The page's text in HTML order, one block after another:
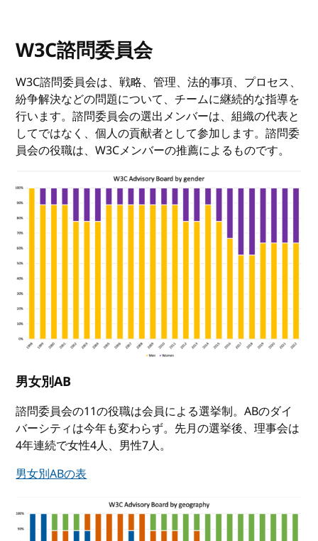
W3C諮問委員会
W3C諮問委員会は、戦略、管理、法的事項、プロセス、
紛争解決などの問題について、チームに継続的な指導を
行います。諮問委員会の選出メンバーは、組織の代表と
してではなく、個人の貢献者として参加します。諮問委
員会の役職は、W3Cメンバーの推薦によるものです。
男女別AB
諮問委員会の11の役職は会員による選挙制。ABのダイ
バーシティは今年も変わらず。先月の選挙後、理事会は
4年連続で女性4人、男性7人。
男女別ABの表